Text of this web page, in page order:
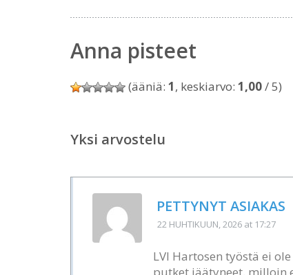
Anna pisteet
(ääniä: 1, keskiarvo: 1,00/ 5)
Yksi arvostelu
PETTYNYT ASIAKAS
22 HUHTIKUUN, 2026 at 17:27
LVI Hartosen työstä ei